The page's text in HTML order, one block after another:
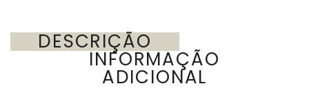
DESCRIÇÃO
INFORMAÇÃO
ADICIONAL